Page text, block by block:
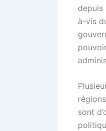
depuis
à-vis
sont